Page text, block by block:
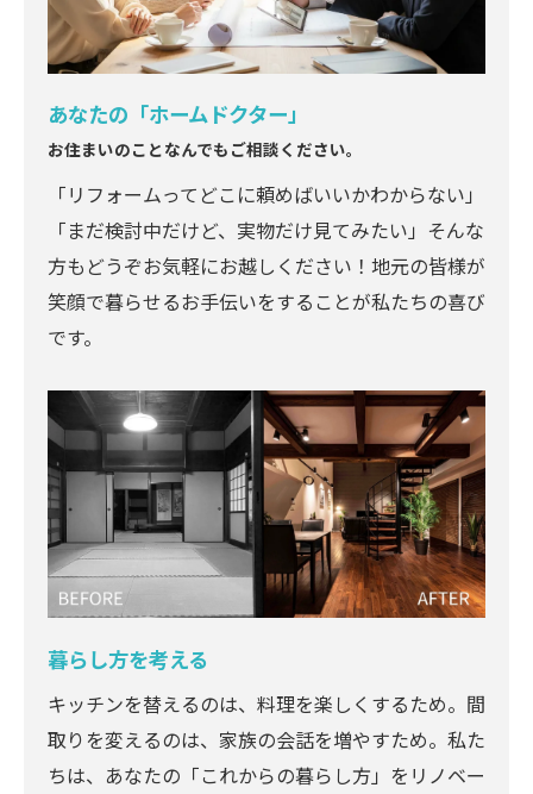
あなたの「ホームドクター」
お住まいのことなんでもご相談ください。
「リフォームってどこに頼めばいいかわからない」
「まだ検討中だけど、実物だけ見てみたい」そんな
方もどうぞお気軽にお越しください！地元の皆様が
笑顔で暮らせるお手伝いをすることが私たちの喜び
です。
暮らし方を考える
キッチンを替えるのは、料理を楽しくするため。間
取りを変えるのは、家族の会話を増やすため。私た
ちは、あなたの「これからの暮らし方」をリノベー